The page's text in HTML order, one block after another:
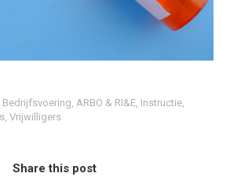
, ARBO & RI&E, Instructie,
, Vrijwilligers
Share this post